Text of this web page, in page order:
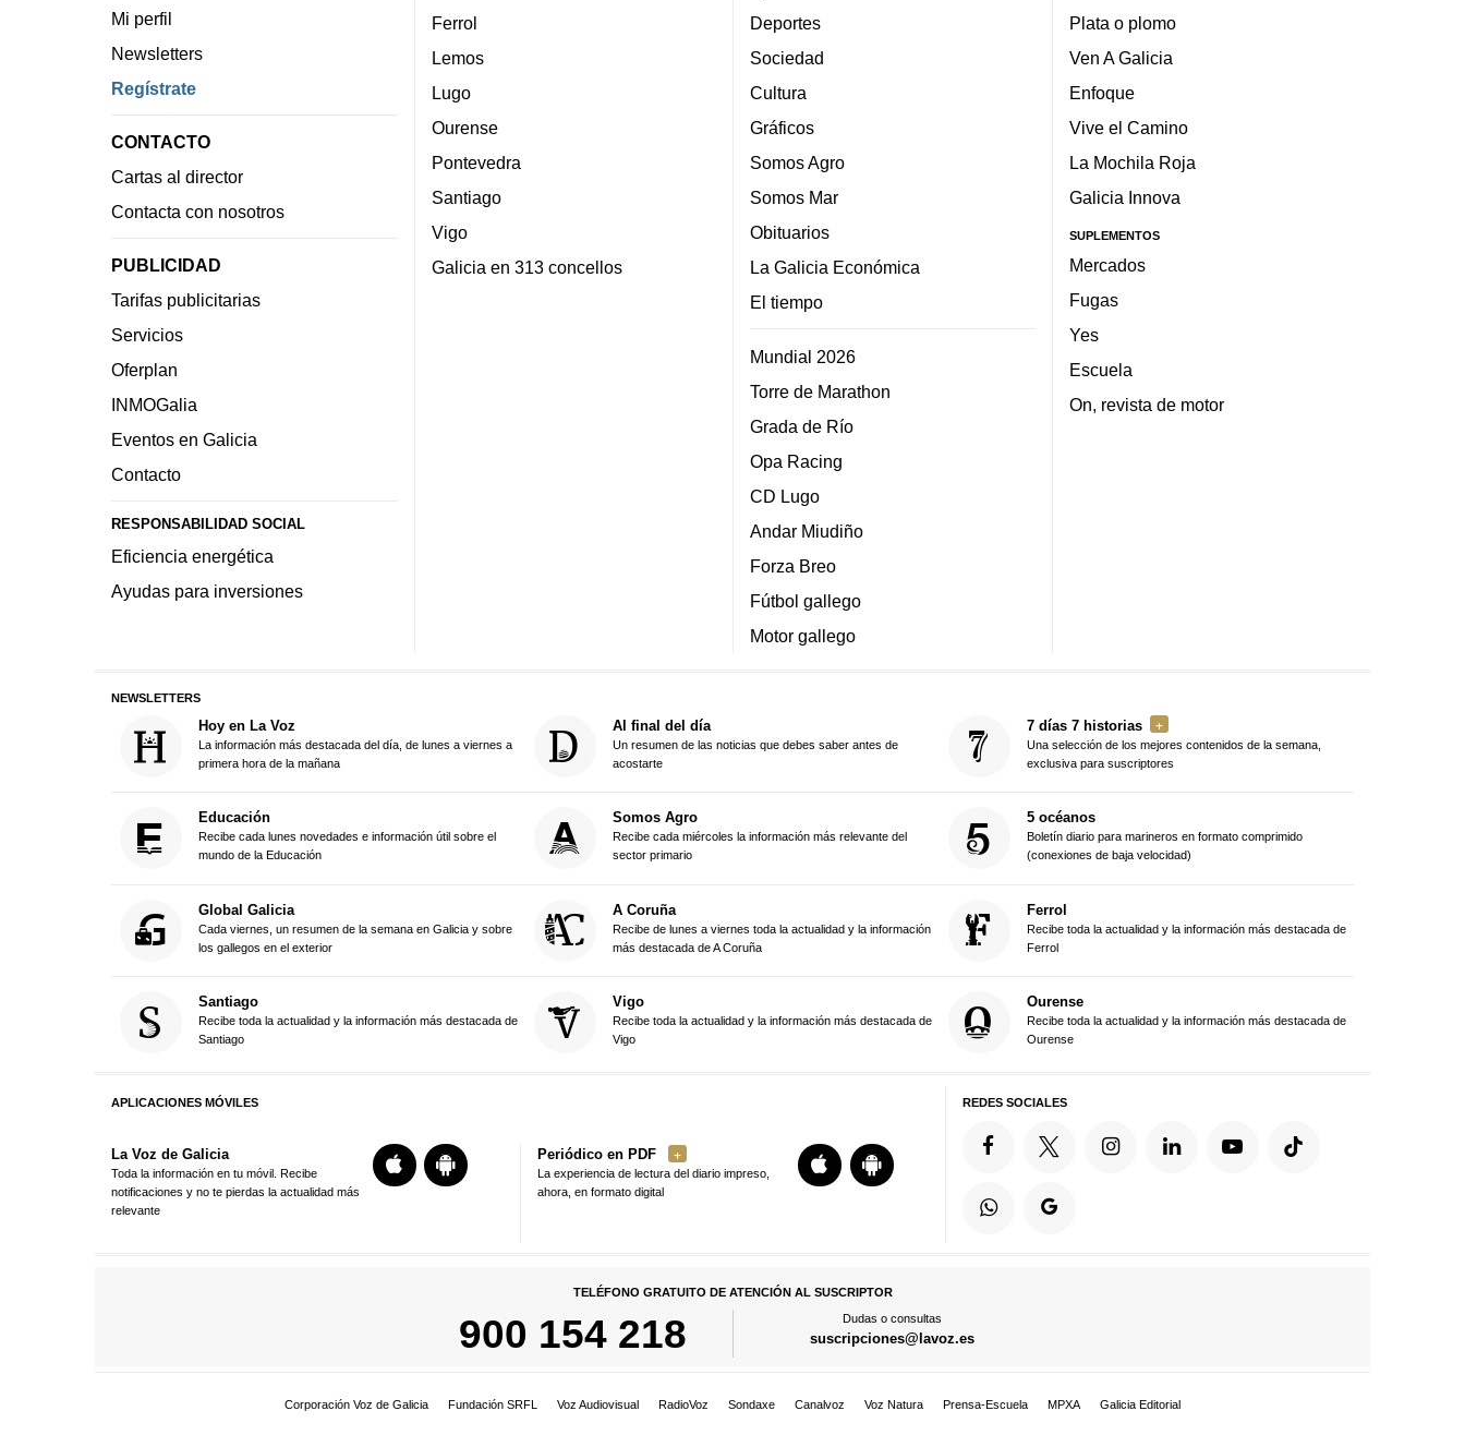
Mi perfil
Newsletters
Regístrate
CONTACTO
Cartas al director
Contacta con nosotros
PUBLICIDAD
Tarifas publicitarias
Servicios
Oferplan
INMOGalia
Eventos en Galicia
Contacto
RESPONSABILIDAD SOCIAL
Eficiencia energética
Ayudas para inversiones
Ferrol
Lemos
Lugo
Ourense
Pontevedra
Santiago
Vigo
Galicia en 313 concellos
Deportes
Sociedad
Cultura
Gráficos
Somos Agro
Somos Mar
Obituarios
La Galicia Económica
El tiempo
Mundial 2026
Torre de Marathon
Grada de Río
Opa Racing
CD Lugo
Andar Miudiño
Forza Breo
Fútbol gallego
Motor gallego
Plata o plomo
Ven A Galicia
Enfoque
Vive el Camino
La Mochila Roja
Galicia Innova
SUPLEMENTOS
Mercados
Fugas
Yes
Escuela
On, revista de motor
NEWSLETTERS
Hoy en La Voz
La información más destacada del día, de lunes a viernes a
primera hora de la mañana
Al final del día
Un resumen de las noticias que debes saber antes de
acostarte
7 días 7 historias
Una selección de los mejores contenidos de la semana,
exclusiva para suscriptores
Educación
Recibe cada lunes novedades e información útil sobre el
mundo de la Educación
Somos Agro
Recibe cada miércoles la información más relevante del
sector primario
5 océanos
Boletín diario para marineros en formato comprimido
(conexiones de baja velocidad)
Global Galicia
Cada viernes, un resumen de la semana en Galicia y sobre
los gallegos en el exterior
A Coruña
Recibe de lunes a viernes toda la actualidad y la información
más destacada de A Coruña
Ferrol
Recibe toda la actualidad y la información más destacada de
Ferrol
Santiago
Recibe toda la actualidad y la información más destacada de
Santiago
Vigo
Recibe toda la actualidad y la información más destacada de
Vigo
Ourense
Recibe toda la actualidad y la información más destacada de
Ourense
APLICACIONES MÓVILES
La Voz de Galicia
Toda la información en tu móvil. Recibe
notificaciones y no te pierdas la actualidad más
relevante
Periódico en PDF
La experiencia de lectura del diario impreso,
ahora, en formato digital
REDES SOCIALES
TELÉFONO GRATUITO DE ATENCIÓN AL SUSCRIPTOR
900 154 218 Dudas o consultas
suscripciones@lavoz.es
Corporación Voz de Galicia Fundación SRFL Voz Audiovisual RadioVoz Sondaxe Canalvoz Voz Natura Prensa-Escuela MPXA Galicia Editorial